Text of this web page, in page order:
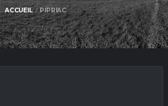
ACCUEIL PIPRIAC